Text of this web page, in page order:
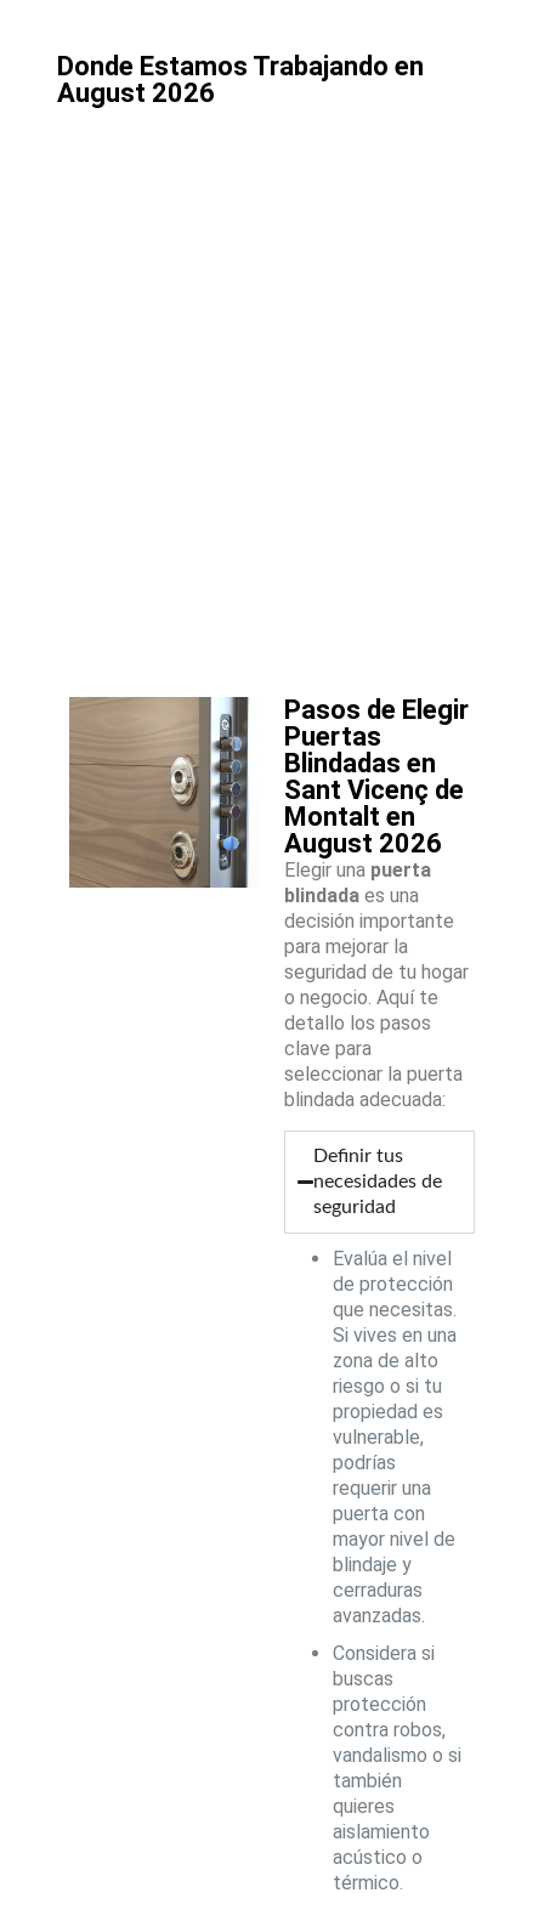
Donde Estamos Trabajando en
August 2026
Pasos de Elegir
Puertas
Blindadas en
Sant Vicenç de
Montalt en
August 2026
Elegir una puerta
blindada es una
decisión importante
para mejorar la
seguridad de tu hogar
o negocio. Aquí te
detallo los pasos
clave para
seleccionar la puerta
blindada adecuada:
Definir tus
necesidades de
seguridad
Evalúa el nivel
de protección
que necesitas.
Si vives en una
zona de alto
riesgo o si tu
propiedad es
vulnerable,
podrías
requerir una
puerta con
mayor nivel de
blindaje y
cerraduras
avanzadas.
Considera si
buscas
protección
contra robos,
vandalismo o si
también
quieres
aislamiento
acústico o
térmico.